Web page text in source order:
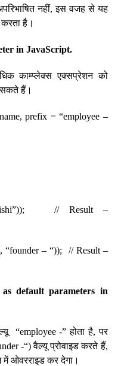
नहीं, इस वजह से यह
है।
in JavaScript.
काम्प्लेक्स एक्सप्रेशन को
सकते हैं।
prefix = “employee –
// Result –
“founder – “)); // Result –
default parameters in
“employee -” होता है, पर
-“) वैल्यू प्रोवाइड करते हैं,
में ओवरराइड कर देगा।